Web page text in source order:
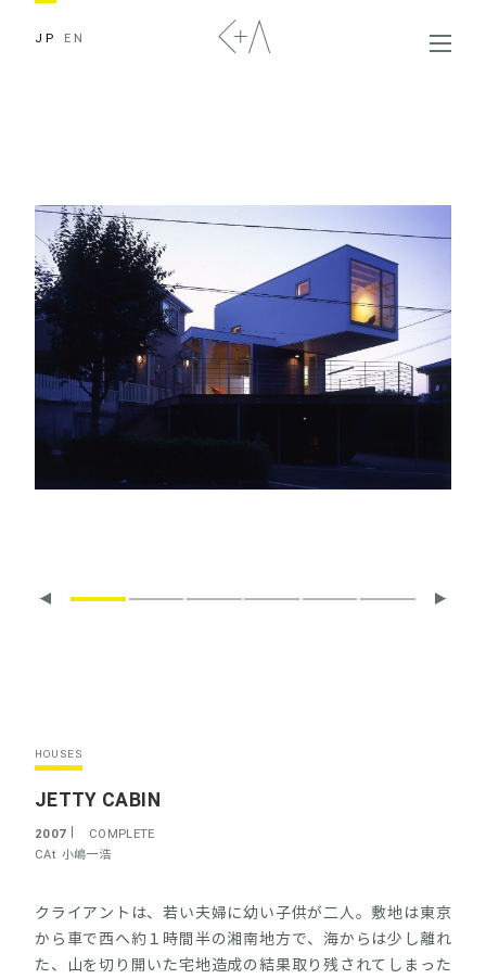
JP EN
HOUSES
JETTY CABIN
2007
COMPLETE
CAt 小嶋一浩
クライアントは、若い夫婦に幼い子供が二人。敷地は東京
から車で西へ約１時間半の湘南地方で、海からは少し離れ
た、山を切り開いた宅地造成の結果取り残されてしまった